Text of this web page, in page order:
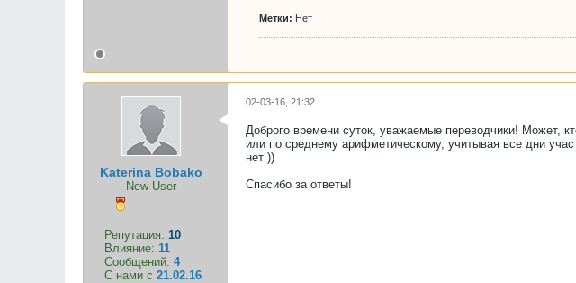
Метки: Нет
Katerina Bobako
New User
Репутация: 10
Влияние: 11
Сообщений: 4
С нами с 21.02.16
02-03-16, 21:32
Доброго времени суток, уважаемые переводчики! Может,
или по среднему арифметическому, учитывая все дни
нет ))
Спасибо за ответы!